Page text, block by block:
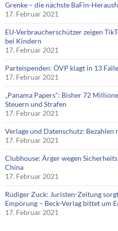
Grenke – die nächste BaFin-
17. Februar 2021
EU-Verbraucherschützer zeigen
bei Kindern
17. Februar 2021
Parteispenden: ÖVP klagt in 13
17. Februar 2021
„Panama Papers“: Bisher 72
Steuern und Strafen
17. Februar 2021
Verlage und Datenschutz: Bezahlen
17. Februar 2021
Clubhouse: Ärger wegen
China
17. Februar 2021
Rüdiger Zuck: Juristen-Zeitung
Empörung – Beck-Verlag bittet um
17. Februar 2021